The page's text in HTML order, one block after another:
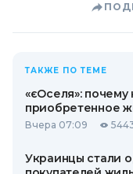
ТАКЖЕ ПО ТЕМЕ
«єОселя»: почему
приобретенное
Вчера 07:09
Украинцы стали